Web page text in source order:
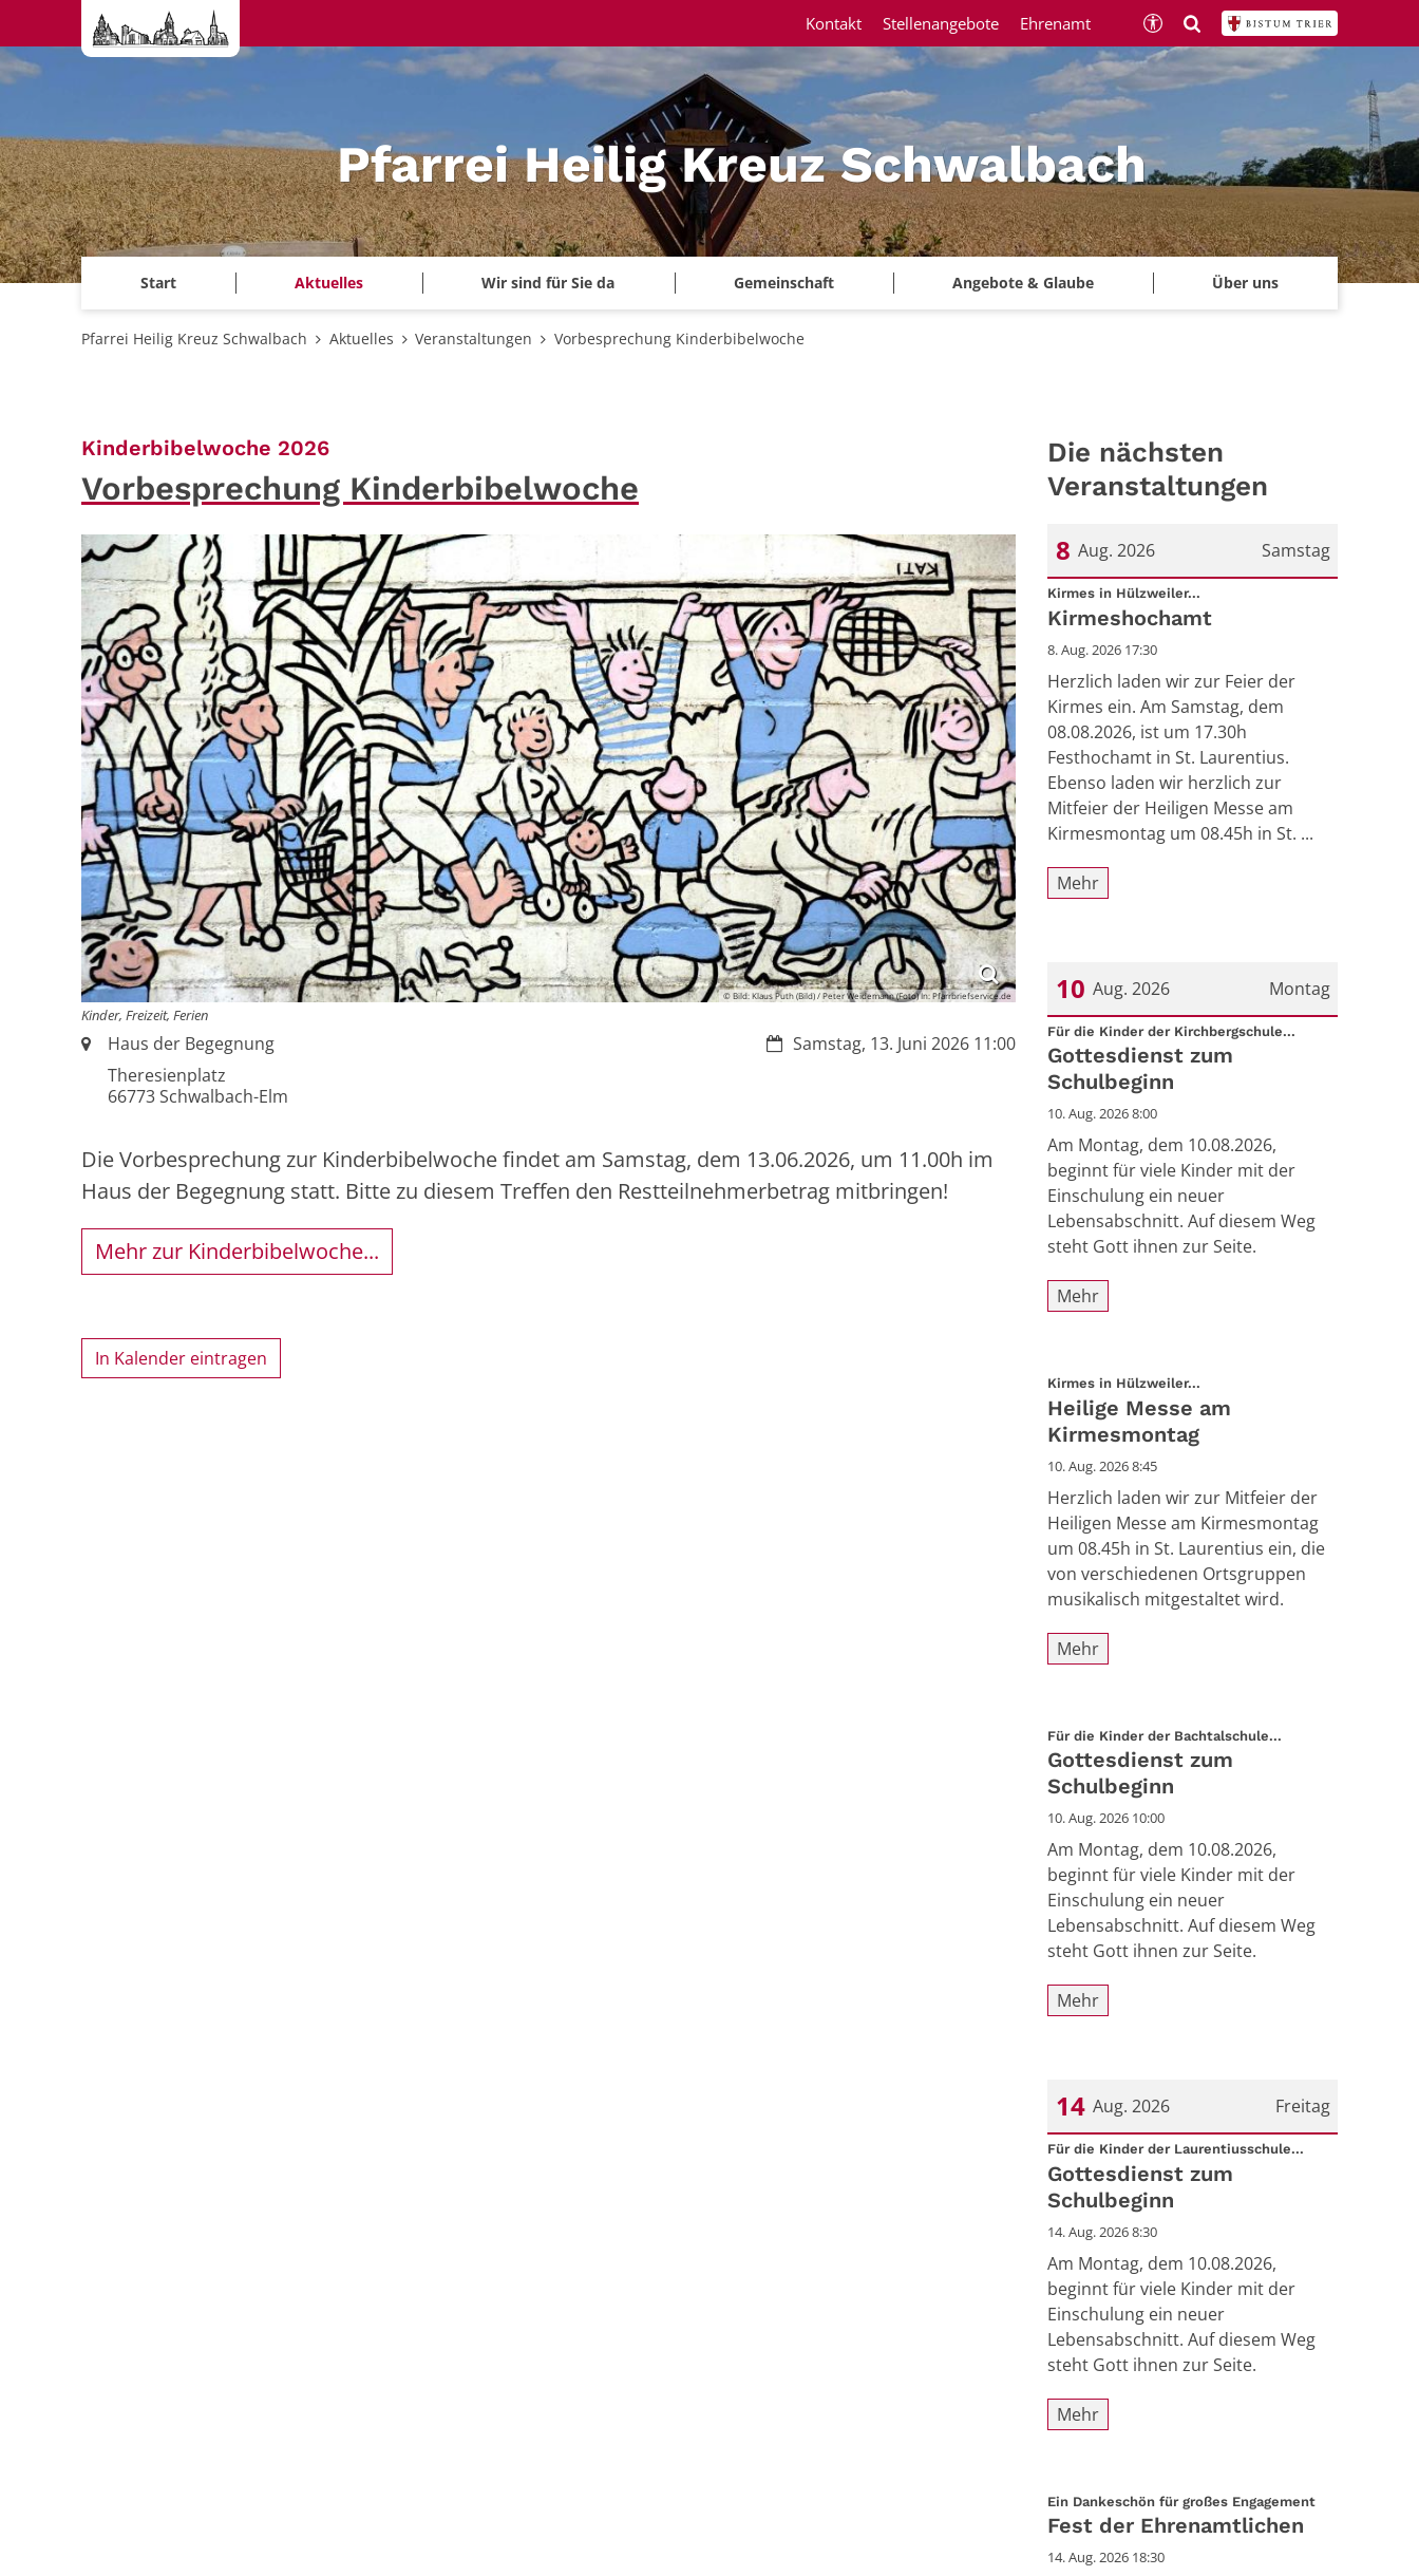
Zum Inhalt springen
Pfarrei Heilig Kreuz Schwalbach
Start Aktuelles Wir sind für Sie da Gemeinschaft Angebote & Glaube Über uns
Kontakt Stellenangebote Ehrenamt
Pfarrei Heilig Kreuz Schwalbach Aktuelles Veranstaltungen Vorbesprechung Kinderbibelwoche
Kinderbibelwoche 2026:
Vorbesprechung Kinderbibelwoche
© Bild: Klaus Puth (Bild) / Peter Weidemann (Foto) In: Pfarrbriefservice.de
Kinder, Freizeit, Ferien
Datum:
Samstag, 13. Juni 2026 11:00
Ort:Haus der Begegnung
Theresienplatz
66773Schwalbach-Elm
Die Vorbesprechung zur Kinderbibelwoche findet am Samstag, dem 13.06.2026, um 11.00h im
Haus der Begegnung statt. Bitte zu diesem Treffen den Restteilnehmerbetrag mitbringen!
Mehr zur Kinderbibelwoche...
In Kalender eintragen
Die nächsten
Veranstaltungen
Samstag
8 Aug. 2026
Datum: 8. August 2026
Kirmes in Hülzweiler...
Kirmeshochamt
8. Aug. 2026 17:30
Herzlich laden wir zur Feier der
Kirmes ein. Am Samstag, dem
08.08.2026, ist um 17.30h
Festhochamt in St. Laurentius.
Ebenso laden wir herzlich zur
Mitfeier der Heiligen Messe am
Kirmesmontag um 08.45h in St. ...
Mehr
Montag
10 Aug. 2026
Datum: 10. August 2026
Für die Kinder der Kirchbergschule...
Gottesdienst zum
Schulbeginn
10. Aug. 2026 8:00
Am Montag, dem 10.08.2026,
beginnt für viele Kinder mit der
Einschulung ein neuer
Lebensabschnitt. Auf diesem Weg
steht Gott ihnen zur Seite.
Mehr
Kirmes in Hülzweiler...
Heilige Messe am
Kirmesmontag
10. Aug. 2026 8:45
Herzlich laden wir zur Mitfeier der
Heiligen Messe am Kirmesmontag
um 08.45h in St. Laurentius ein, die
von verschiedenen Ortsgruppen
musikalisch mitgestaltet wird.
Mehr
Für die Kinder der Bachtalschule...
Gottesdienst zum
Schulbeginn
10. Aug. 2026 10:00
Am Montag, dem 10.08.2026,
beginnt für viele Kinder mit der
Einschulung ein neuer
Lebensabschnitt. Auf diesem Weg
steht Gott ihnen zur Seite.
Mehr
Freitag
14 Aug. 2026
Datum: 14. August 2026
Für die Kinder der Laurentiusschule...
Gottesdienst zum
Schulbeginn
14. Aug. 2026 8:30
Am Montag, dem 10.08.2026,
beginnt für viele Kinder mit der
Einschulung ein neuer
Lebensabschnitt. Auf diesem Weg
steht Gott ihnen zur Seite.
Mehr
Ein Dankeschön für großes Engagement:
Fest der Ehrenamtlichen
14. Aug. 2026 18:30